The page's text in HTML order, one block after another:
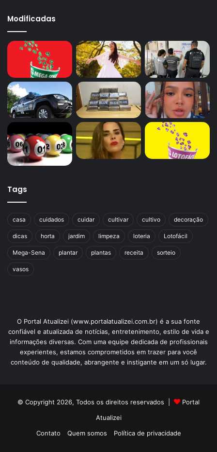
Modificadas
Tags
casa cuidados cuidar cultivar cultivo decoração
dicas horta jardim limpeza loteria Lotofácil
Mega-Sena plantar plantas receita sorteio
vasos
O Portal Atualizei (www.portalatualizei.com.br) é a sua fonte
confiável e atualizada de notícias, entretenimento, estilo de vida e
informações diversas. Com uma equipe dedicada de profissionais
experientes, estamos comprometidos em trazer para você
conteúdo de qualidade, abrangente e instigante em um só lugar.
© Copyright 2026, Todos os direitos reservados |
Portal
Atualizei
Contato
Quem somos Política de privacidade